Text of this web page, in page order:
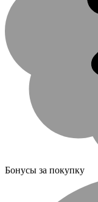
Бонусы за покупку